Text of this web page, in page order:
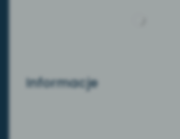
Informacje